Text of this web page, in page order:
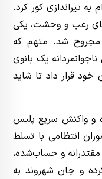
به تیراندازی کور کرد.
رعب و وحشت، یکی
مجروح شد. متهم که
یک بانوی
خود قرار داد تا شاید
و واکنش سریع پلیس
انتظامی با تسلط
و حساب‌شده،
و جان شهروند به